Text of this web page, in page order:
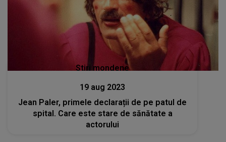
Stiri mondene
19 aug 2023
Jean Paler, primele declarații de pe patul de
spital. Care este stare de sănătate a
actorului